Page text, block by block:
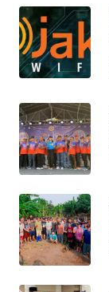
NEWS
METRO
JAKARTA
KRT
NEWS
KARING
NEWS
JURNAL
MARITIM